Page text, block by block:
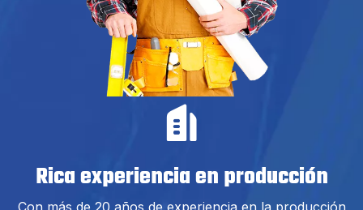
Rica experiencia en producción
Con más de 20 años de experiencia en la producción